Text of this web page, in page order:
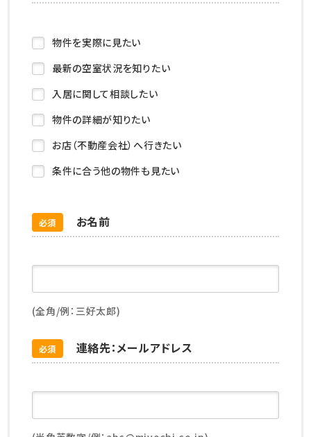
物件を実際に見たい
最新の空室状況を知りたい
入居に関して相談したい
物件の詳細が知りたい
お店（不動産会社）へ行きたい
条件に合う他の物件も見たい
お名前
必須
(全角/例：三好太郎)
連絡先：メールアドレス
必須